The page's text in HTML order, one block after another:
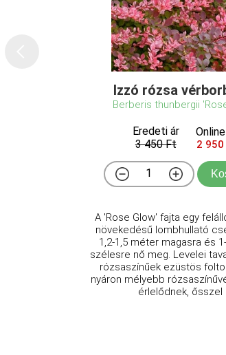
Izzó rózsa
Berberis thunbergii
Eredeti ár
3 450 Ft
2 950
A 'Rose Glow' fajta egy
növekedésű lombhullató
1,2-1,5 méter magasra és
szélesre nő meg. Levelei
rózsaszínűek ezüstös
nyáron mélyebb
érlelődnek, ősszel